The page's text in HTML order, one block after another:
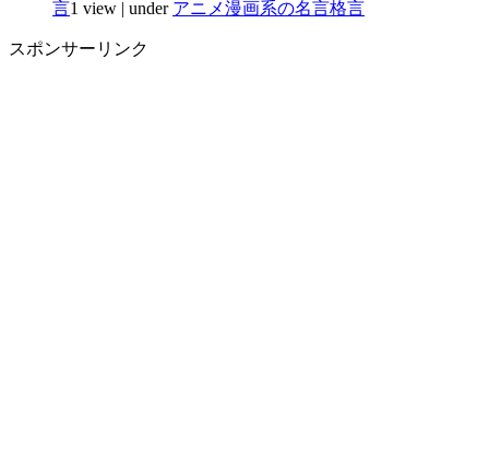
言1 view | under アニメ漫画系の名言格言
スポンサーリンク